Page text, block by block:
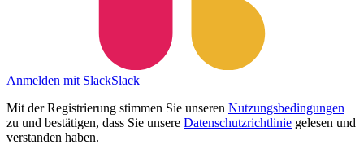
Anmelden mit SlackSlack
Mit der Registrierung stimmen Sie unseren Nutzungsbedingungen
zu und bestätigen, dass Sie unsere Datenschutzrichtlinie gelesen und
verstanden haben.